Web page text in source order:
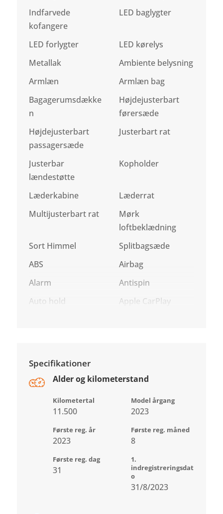
Indfarvede
kofangere
LED baglygter
LED forlygter
LED kørelys
Metallak
Ambiente belysning
Armlæn
Armlæn bag
Bagagerumsdække
n
Højdejusterbart
førersæde
Højdejusterbart
passagersæde
Justerbart rat
Justerbar
lændestøtte
Kopholder
Læderkabine
Læderrat
Multijusterbart rat
Mørk
loftbeklædning
Sort Himmel
Splitbagsæde
ABS
Airbag
Alarm
Antispin
Auto hold
Apple CarPlay
Specifikationer
Alder og kilometerstand
Kilometertal
11.500
Model årgang
2023
Første reg. år
2023
Første reg. måned
8
Første reg. dag
31
1.
indregistreringsdat
o
31/8/2023